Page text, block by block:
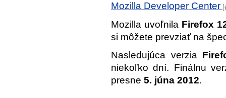
Mozilla Developer Center
Mozilla uvoľnila Firefox
si môžete prevziať na
Nasledujúca verzia
niekoľko dní. Finálnu
presne 5. júna 2012.